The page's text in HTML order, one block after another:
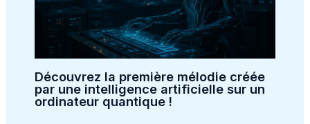
Découvrez la première mélodie créée
par une intelligence artificielle sur un
ordinateur quantique !